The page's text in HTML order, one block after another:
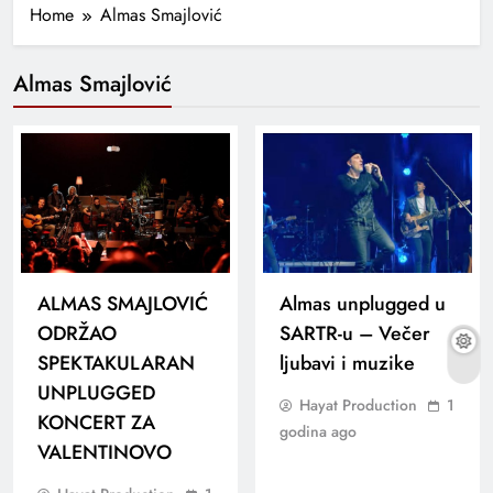
Home Almas Smajlović
Almas Smajlović
ALMAS SMAJLOVIĆ
ODRŽAO
SPEKTAKULARAN
UNPLUGGED
KONCERT ZA
VALENTINOVO
Almas unplugged u
SARTR-u – Večer
ljubavi i muzike
Hayat Production
1
godina ago